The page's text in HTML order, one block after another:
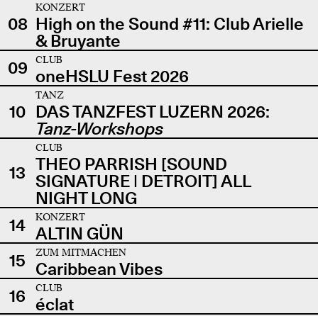
08
KONZERT
High on the Sound #11: Club Arielle
& Bruyante
09
CLUB
oneHSLU Fest 2026
10
TANZ
DAS TANZFEST LUZERN 2026:
Tanz-Workshops
13
CLUB
THEO PARRISH [SOUND
SIGNATURE | DETROIT] ALL
NIGHT LONG
14
KONZERT
ALTIN GÜN
15
ZUM MITMACHEN
Caribbean Vibes
16
CLUB
éclat